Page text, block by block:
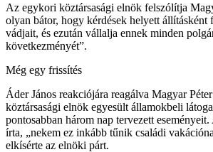
Az egykori köztársasági elnök felszólítja
olyan bátor, hogy kérdések helyett állításként
vádjait, és ezután vállalja ennek minden
következményét”.
Még egy frissítés
Áder János reakciójára reagálva Magyar
köztársasági elnök egyesült államokbeli
pontosabban három nap tervezett
írta, „nekem ez inkább tűnik családi
elkísérte az elnöki párt.